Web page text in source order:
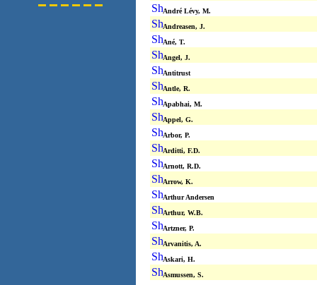
André Lévy, M.
Andreasen, J.
Ané, T.
Angel, J.
Antitrust
Antle, R.
Apabhai, M.
Appel, G.
Arbor, P.
Arditti, F.D.
Arnott, R.D.
Arrow, K.
Arthur Andersen
Arthur, W.B.
Artzner, P.
Arvanitis, A.
Askari, H.
Asmussen, S.